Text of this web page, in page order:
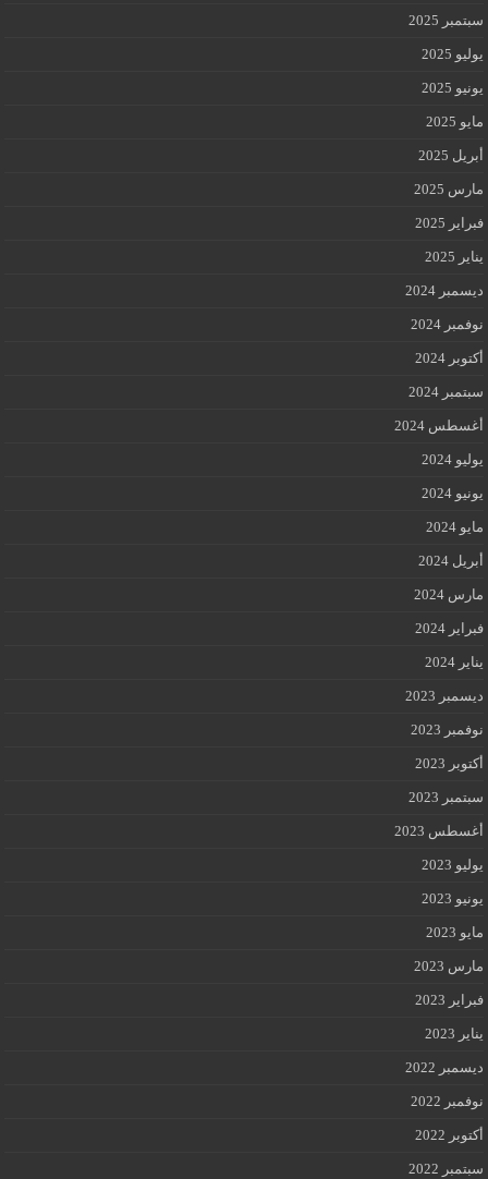
سبتمبر 2025
يوليو 2025
يونيو 2025
مايو 2025
أبريل 2025
مارس 2025
فبراير 2025
يناير 2025
ديسمبر 2024
نوفمبر 2024
أكتوبر 2024
سبتمبر 2024
أغسطس 2024
يوليو 2024
يونيو 2024
مايو 2024
أبريل 2024
مارس 2024
فبراير 2024
يناير 2024
ديسمبر 2023
نوفمبر 2023
أكتوبر 2023
سبتمبر 2023
أغسطس 2023
يوليو 2023
يونيو 2023
مايو 2023
مارس 2023
فبراير 2023
يناير 2023
ديسمبر 2022
نوفمبر 2022
أكتوبر 2022
سبتمبر 2022